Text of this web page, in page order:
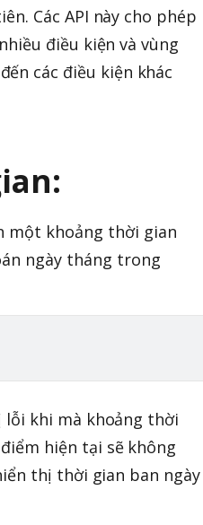
Các API này cho phép
điều kiện và vùng
các điều kiện khác
một khoảng thời gian
ngày tháng trong
lỗi khi mà khoảng thời
hiện tại sẽ không
thị thời gian ban ngày